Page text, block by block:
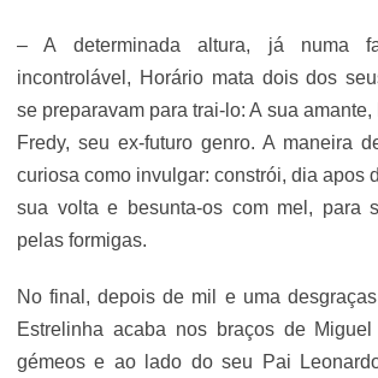
– A determinada altura, já numa
incontrolável, Horário mata dois dos
se preparavam para trai-lo: A sua
Fredy, seu ex-futuro genro. A maneira
curiosa como invulgar: constrói, dia apos
sua volta e besunta-os com mel, para
pelas formigas.
No final, depois de mil e uma
Estrelinha acaba nos braços de
gémeos e ao lado do seu Pai